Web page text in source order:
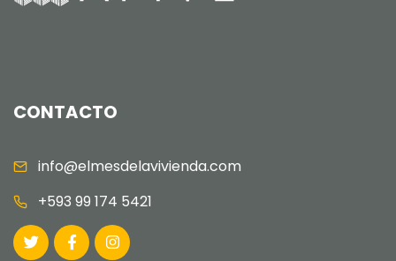
CONTACTO
info@elmesdelavivienda.com
+593 99 174 5421